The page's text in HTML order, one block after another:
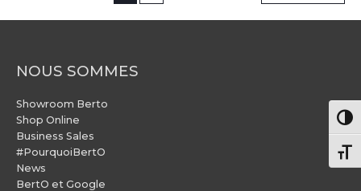
NOUS SOMMES
Showroom Berto
Shop Online
Business Sales
#PourquoiBertO
News
BertO et Google